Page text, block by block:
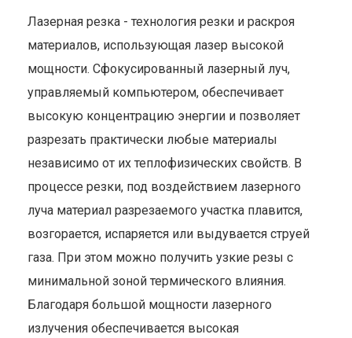
Лазерная резка - технология резки и раскроя
материалов, использующая лазер высокой
мощности. Сфокусированный лазерный луч,
управляемый компьютером, обеспечивает
высокую концентрацию энергии и позволяет
разрезать практически любые материалы
независимо от их теплофизических свойств. В
процессе резки, под воздействием лазерного
луча материал разрезаемого участка плавится,
возгорается, испаряется или выдувается струей
газа. При этом можно получить узкие резы с
минимальной зоной термического влияния.
Благодаря большой мощности лазерного
излучения обеспечивается высокая